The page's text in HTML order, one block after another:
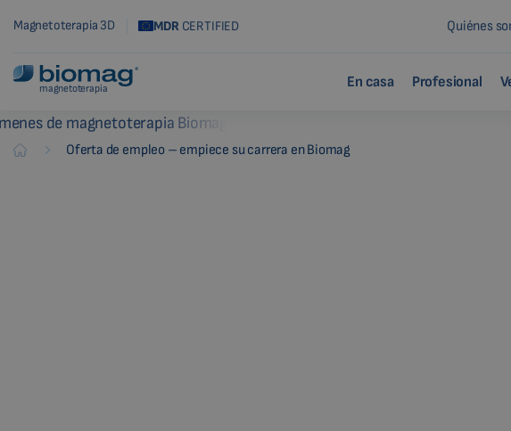
Magnetoterapia 3D MDRCERTIFIED Quiénes
magnetoterapia En casa Profesional
Biomag Oferta de empleo – empiece su carrera en Biomag